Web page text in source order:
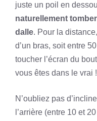
juste un poil en
naturellement
dalle. Pour la
d’un bras, soit entre
toucher l’écran du
vous êtes dans le vrai !
N’oubliez pas
l’arrière (entre 10 et